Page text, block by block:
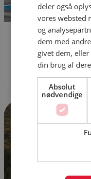
Hals Strand
Lagunen 8
9370 Hals
+45 51243507
Skriv e-mail
deler også
vores websted
og
dem med
givet dem,
din brug af
Absolut
nødvendige